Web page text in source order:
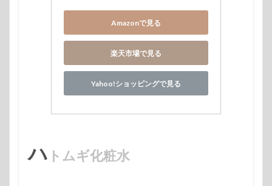
Amazonで見る
楽天市場で見る
Yahoo!ショッピングで見る
ハ トムギ化粧水